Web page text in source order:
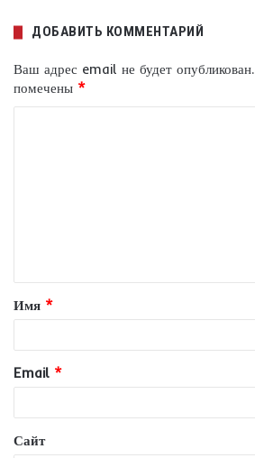
ДОБАВИТЬ КОММЕНТАРИЙ
Ваш адрес email не будет опубликован.
помечены *
т
а
и
й
*
Имя *
Email *
Сайт